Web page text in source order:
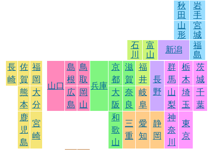
秋
田
岩
手
山
形
宮
城
石
川
富
山
新潟
福
島
長
崎
佐
賀
福
岡
山口
島
根
鳥
取
兵庫
京
都
滋
賀
福
井
長
野
群
馬
栃
木
茨
城
熊
本
大
分
広
島
岡
山
大
阪
奈
良
岐
阜
山
梨
埼
玉
千
葉
鹿
児
島
宮
崎
和
歌
山
三
重
愛
知
静
岡
神
奈
川
東
京